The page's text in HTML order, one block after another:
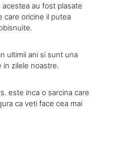
au fost plasate
care oricine il putea
ultimii ani si sunt una
zilele noastre.
este inca o sarcina care
ca veti face cea mai